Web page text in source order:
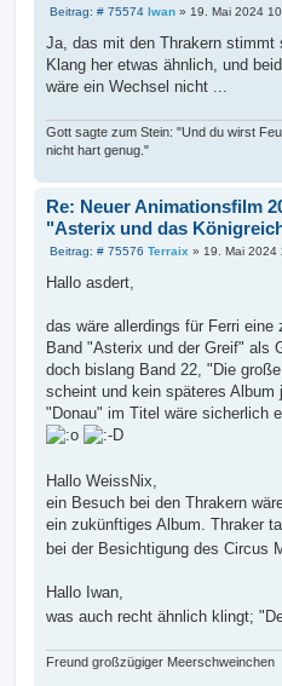
Beitrag: # 75574 B
i
r
a
Iwan » 19. Mai 2024
Ja, das mit den Thrakern stimmt
Klang her etwas ähnlich, und
wäre ein Wechsel nicht ...
Gott sagte zum Stein: "Und du wirst
nicht hart genug."
Re: Neuer Animationsfilm
"Asterix und das
Beitrag: # 75576 B
a
Terraix » 19. Mai 2024
Hallo asdert,
das wäre allerdings für Ferri
Band "Asterix und der Greif" als
doch bislang Band 22, "Die
scheint und kein späteres
"Donau" im Titel wäre sicherlich
Hallo WeissNix,
ein Besuch bei den Thrakern
ein zukünftiges Album. Thraker
bei der Besichtigung des Circus
Hallo Iwan,
was auch recht ähnlich klingt;
Freund großzügiger Meerschweinchen